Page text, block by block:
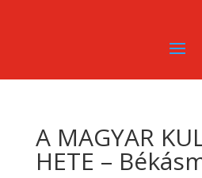
A MAGYAR
HETE –